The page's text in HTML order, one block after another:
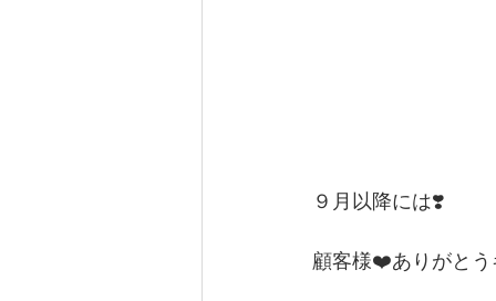
９月以降には❣️
顧客様❤️ありがとう